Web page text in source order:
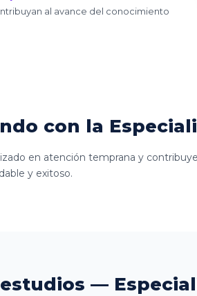
al avance del conocimiento
con la
en atención temprana y
y exitoso.
—